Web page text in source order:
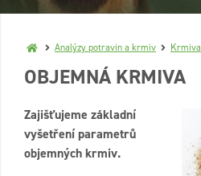
Analýzy potravin a krmiv Krmiva
OBJEMNÁ KRMIVA
Zajišťujeme základní
vyšetření parametrů
objemných krmiv.